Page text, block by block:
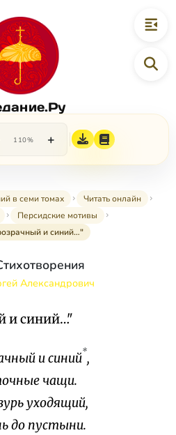
110% +
в семи томах
Читать онлайн
Персидские мотивы
и синий…"
Александрович
и синий…"
и синий*,
чащи.
уходящий,
до пустыни.